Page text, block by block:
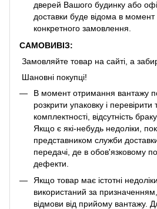
дверей Вашого будинку або
доставки буде відома в момент
конкретного замовлення.
САМОВИВІЗ:
Замовляйте товар на сайті, а
Шановні покупці!
В момент отримання вантажу
розкрити упаковку і
комплектності, відсутність
Якщо є які-небудь недоліки,
представником служби
передачі, де в обов'язковому
дефекти.
Якщо товар має істотні
використаний за
відмови від прийому вантажу.